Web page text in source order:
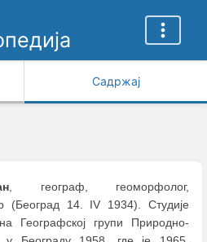
Садржај
, географ, геоморфолог,
(Београд 14. IV 1934). Студије
Географској групи Природно-